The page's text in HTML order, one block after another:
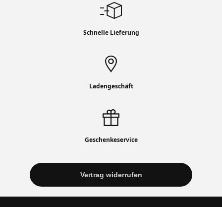
Schnelle Lieferung
Ladengeschäft
Geschenkeservice
Vertrag widerrufen